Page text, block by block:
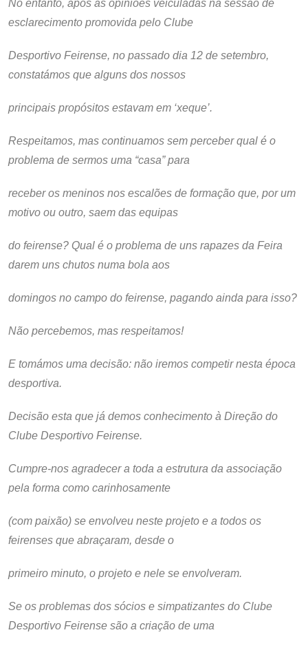
No entanto, após as opiniões veiculadas na sessão de
esclarecimento promovida pelo Clube
Desportivo Feirense, no passado dia 12 de setembro,
constatámos que alguns dos nossos
principais propósitos estavam em ‘xeque’.
Respeitamos, mas continuamos sem perceber qual é o
problema de sermos uma “casa” para
receber os meninos nos escalões de formação que, por um
motivo ou outro, saem das equipas
do feirense? Qual é o problema de uns rapazes da Feira
darem uns chutos numa bola aos
domingos no campo do feirense, pagando ainda para isso?
Não percebemos, mas respeitamos!
E tomámos uma decisão: não iremos competir nesta época
desportiva.
Decisão esta que já demos conhecimento à Direção do
Clube Desportivo Feirense.
Cumpre-nos agradecer a toda a estrutura da associação
pela forma como carinhosamente
(com paixão) se envolveu neste projeto e a todos os
feirenses que abraçaram, desde o
primeiro minuto, o projeto e nele se envolveram.
Se os problemas dos sócios e simpatizantes do Clube
Desportivo Feirense são a criação de uma